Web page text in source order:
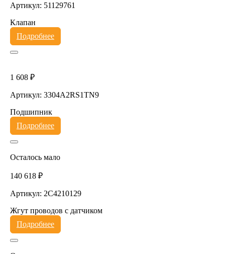
Артикул: 51129761
Клапан
Подробнее
1 608 ₽
Артикул: 3304A2RS1TN9
Подшипник
Подробнее
Осталось мало
140 618 ₽
Артикул: 2C4210129
Жгут проводов с датчиком
Подробнее